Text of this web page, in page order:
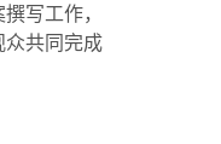
写工作，
众共同完成